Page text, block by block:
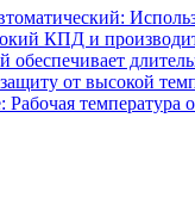
КПД и
обеспечивает
от высокой